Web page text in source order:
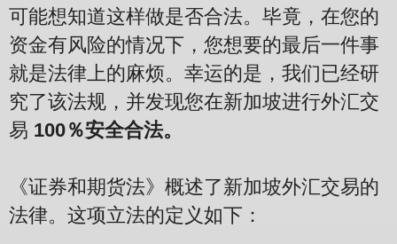
可能想知道这样做是否合法。毕竟，在您的
资金有风险的情况下，您想要的最后一件事
就是法律上的麻烦。幸运的是，我们已经研
究了该法规，并发现您在新加坡进行外汇交
易 100％安全合法。
《证券和期货法》概述了新加坡外汇交易的
法律。这项立法的定义如下：